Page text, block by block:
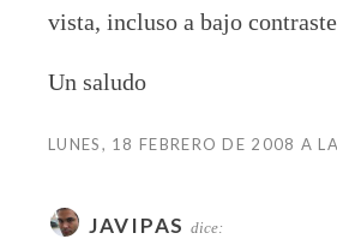
vista, incluso a bajo
Un saludo
LUNES, 18 FEBRERO DE 2008 A
JAVIPAS dice: